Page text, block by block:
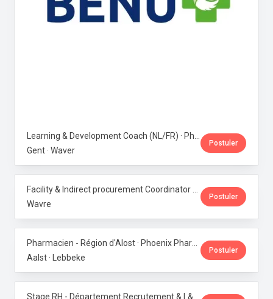
Gent · Waver
Postuler
Wavre
Postuler
Aalst · Lebbeke
Postuler